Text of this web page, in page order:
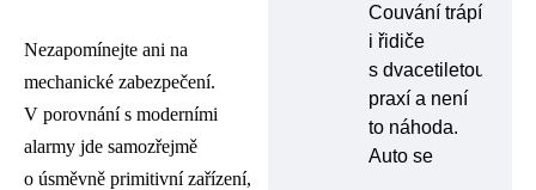
Nezapomínejte ani na
mechanické zabezpečení.
V porovnání s moderními
alarmy jde samozřejmě
o úsměvně primitivní zařízení,
Couvání trápí
i řidiče
s dvacetiletou
praxí a není
to náhoda.
Auto se